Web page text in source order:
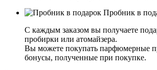
Пробник в
С каждым заказом вы получаете
пробирки или атомайзера.
Вы можете покупать парфюмерные
бонусы, полученные при покупке.